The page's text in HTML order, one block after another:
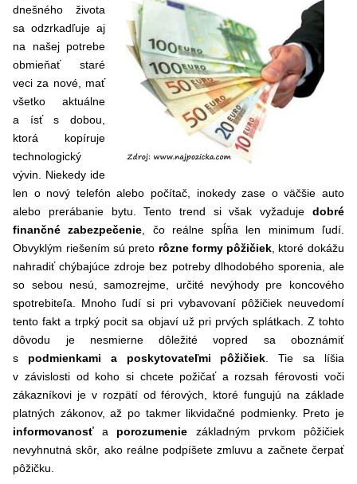
dnešného života
sa odzrkadľuje aj
na našej potrebe
obmieňať staré
veci za nové, mať
všetko aktuálne
a ísť s dobou,
ktorá kopíruje
technologický
vývin. Niekedy ide
len o nový telefón alebo počítač, inokedy zase o väčšie auto
alebo prerábanie bytu. Tento trend si však vyžaduje dobré
finančné zabezpečenie , čo reálne spĺňa len minimum ľudí.
Obvyklým riešením sú preto rôzne formy pôžičiek , ktoré dokážu
nahradiť chýbajúce zdroje bez potreby dlhodobého sporenia, ale
so sebou nesú, samozrejme, určité nevýhody pre koncového
spotrebiteľa. Mnoho ľudí si pri vybavovaní pôžičiek neuvedomí
tento fakt a trpký pocit sa objaví už pri prvých splátkach. Z tohto
dôvodu je nesmierne dôležité vopred sa oboznámiť
s podmienkami a poskytovateľmi pôžičiek . Tie sa líšia
v závislosti od koho si chcete požičať a rozsah férovosti voči
zákazníkovi je v rozpätí od férových, ktoré fungujú na základe
platných zákonov, až po takmer likvidačné podmienky. Preto je
informovanosťa porozumenie základným prvkom pôžičiek
nevyhnutná skôr, ako reálne podpíšete zmluvu a začnete čerpať
pôžičku.